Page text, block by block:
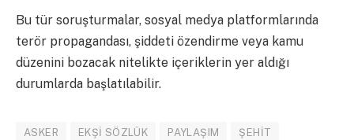
Bu tür soruşturmalar, sosyal medya platformlarında
terör propagandası, şiddeti özendirme veya kamu
düzenini bozacak nitelikte içeriklerin yer aldığı
durumlarda başlatılabilir.
ASKER EKŞİ SÖZLÜK PAYLAŞIM ŞEHİT